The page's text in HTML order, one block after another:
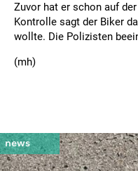
Zuvor hat er schon auf
Kontrolle sagt der Biker
wollte. Die Polizisten
(mh)